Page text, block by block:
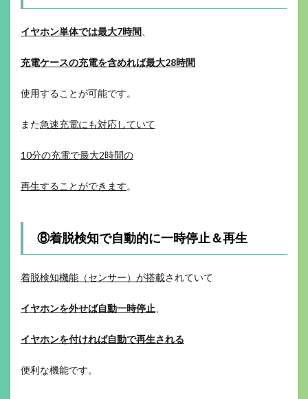
イヤホン単体では最大7時間
充電ケースの充電を含めれば最大28時間
使用することが可能です。
また急速充電にも対応していて
10分の充電で最大2時間の
再生することができます。
⑧着脱検知で自動的に一時停止＆再生
着脱検知機能（センサー）が搭載されていて
イヤホンを外せば自動一時停止
イヤホンを付ければ自動で再生される
便利な機能です。